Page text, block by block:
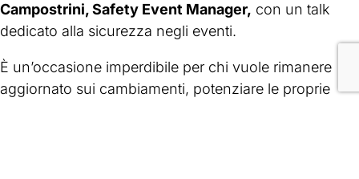
Campostrini, Safety Event Manager, con un talk
dedicato alla sicurezza negli eventi.
È un’occasione imperdibile per chi vuole rimanere
aggiornato sui cambiamenti, potenziare le proprie